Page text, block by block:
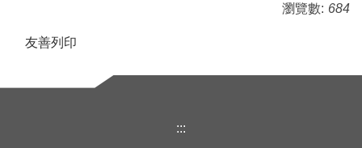
瀏覽數: 684
友善列印
:::